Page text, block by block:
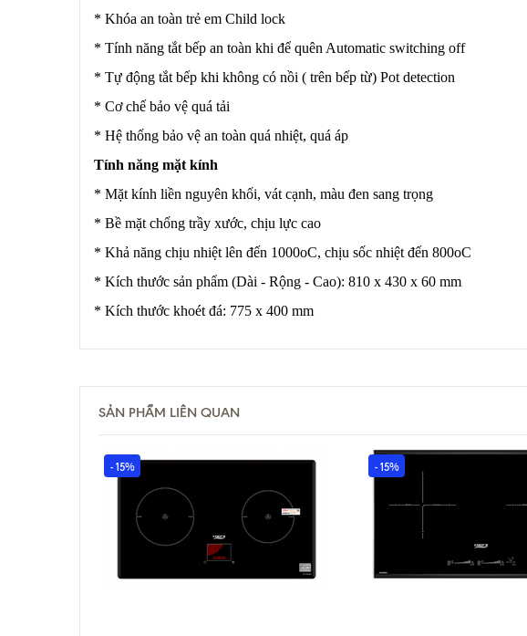
* Khóa an toàn trẻ em Child lock
* Tính năng tắt bếp an toàn khi để quên Automatic switching off
* Tự động tắt bếp khi không có nồi ( trên bếp từ) Pot detection
* Cơ chế bảo vệ quá tải
* Hệ thống bảo vệ an toàn quá nhiệt, quá áp
Tính năng mặt kính
* Mặt kính liền nguyên khối, vát cạnh, màu đen sang trọng
* Bề mặt chống trầy xước, chịu lực cao
* Khả năng chịu nhiệt lên đến 1000oC, chịu sốc nhiệt đến 800oC
* Kích thước sản phẩm (Dài - Rộng - Cao): 810 x 430 x 60 mm
* Kích thước khoét đá: 775 x 400 mm
SẢN PHẨM LIÊN QUAN
- 15% - 15%